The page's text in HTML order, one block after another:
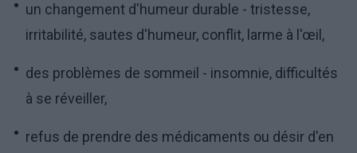
un changement d'humeur durable - tristesse,
irritabilité, sautes d'humeur, conflit, larme à l'œil,
des problèmes de sommeil - insomnie, difficultés
à se réveiller,
refus de prendre des médicaments ou désir d'en